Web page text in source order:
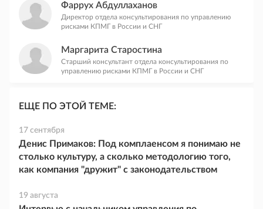
Фаррух Абдуллаханов
Директор отдела консультирования по управлению
рисками КПМГ в России и СНГ
Маргарита Старостина
Старший консультант отдела консультирования по
управлению рисками КПМГ в России и СНГ
ЕЩЕ ПО ЭТОЙ ТЕМЕ:
17 сентября
Денис Примаков: Под комплаенсом я понимаю не
столько культуру, а сколько методологию того,
как компания "дружит" с законодательством
19 августа